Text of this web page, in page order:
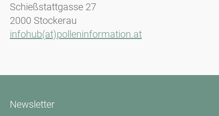
Schießstattgasse 27
2000 Stockerau
infohub(at)polleninformation.at
Newsletter